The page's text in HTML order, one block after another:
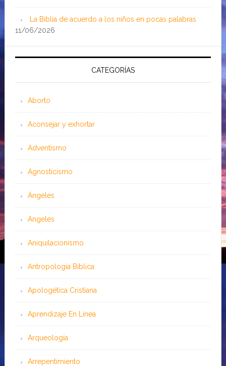
La Biblia de acuerdo a los niños en pocas palabras
11/06/2026
CATEGORÍAS
Aborto
Aconsejar y exhortar
Adventismo
Agnosticismo
Ángeles
Angeles
Aniquilacionismo
Antropología Bíblica
Apologética Cristiana
Aprendizaje En Línea
Arqueología
Arrepentimiento